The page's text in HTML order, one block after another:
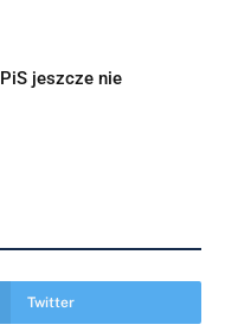
jeszcze nie
Twitter